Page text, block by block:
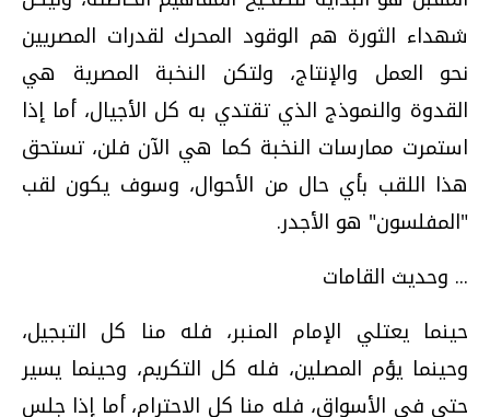
شهداء الثورة هم الوقود المحرك لقدرات المصريين
نحو العمل والإنتاج، ولتكن النخبة المصرية هي
القدوة والنموذج الذي تقتدي به كل الأجيال، أما إذا
استمرت ممارسات النخبة كما هي الآن فلن، تستحق
هذا اللقب بأي حال من الأحوال، وسوف يكون لقب
"المفلسون" هو الأجدر.
... وحديث القامات
حينما يعتلي الإمام المنبر، فله منا كل التبجيل،
وحينما يؤم المصلين، فله كل التكريم، وحينما يسير
حتى في الأسواق، فله منا كل الاحترام، أما إذا جلس